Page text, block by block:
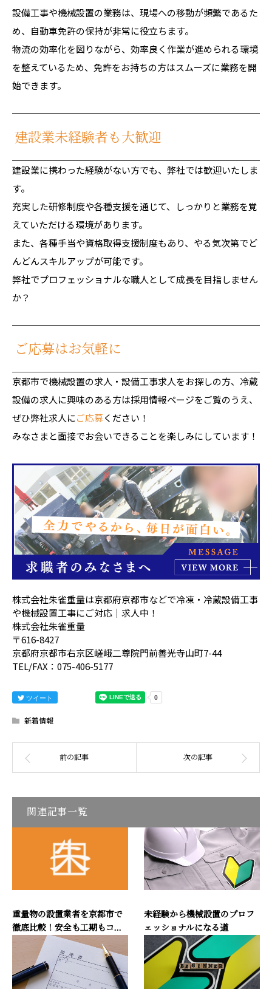
設備工事や機械設置の業務は、現場への移動が頻繁であるた
め、自動車免許の保持が非常に役立ちます。
物流の効率化を図りながら、効率良く作業が進められる環境
を整えているため、免許をお持ちの方はスムーズに業務を開
始できます。
建設業未経験者も大歓迎
建設業に携わった経験がない方でも、弊社では歓迎いたしま
す。
充実した研修制度や各種支援を通じて、しっかりと業務を覚
えていただける環境があります。
また、各種手当や資格取得支援制度もあり、やる気次第でど
んどんスキルアップが可能です。
弊社でプロフェッショナルな職人として成長を目指しません
か？
ご応募はお気軽に
京都市で機械設置の求人・設備工事求人をお探しの方、冷蔵
設備の求人に興味のある方は採用情報ページをご覧のうえ、
ぜひ弊社求人にご応募ください！
みなさまと面接でお会いできることを楽しみにしています！
株式会社朱雀重量は京都府京都市などで冷凍・冷蔵設備工事
や機械設置工事にご対応｜求人中！
株式会社朱雀重量
〒616-8427
京都府京都市右京区嵯峨二尊院門前善光寺山町7-44
TEL/FAX：075-406-5177
ツイート
新着情報
関連記事一覧
重量物の設置業者を京都市で
徹底比較！安全も工期もコ...
未経験から機械設置のプロフ
ェッショナルになる道